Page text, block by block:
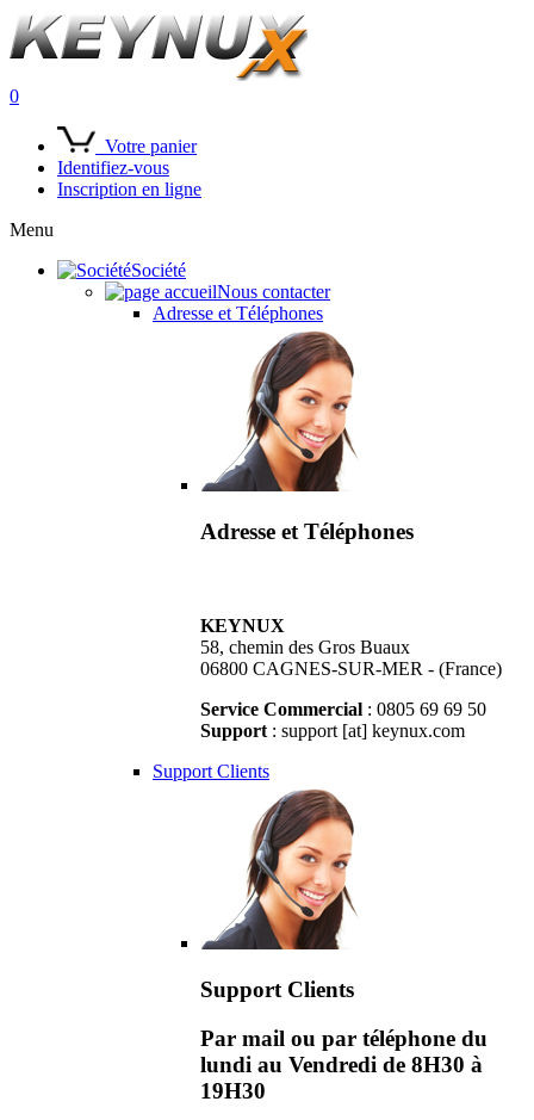
0
Votre panier
Identifiez-vous
Inscription en ligne
Menu
Société
Nous contacter
Adresse et Téléphones
Adresse et Téléphones
KEYNUX
58, chemin des Gros Buaux
06800 CAGNES-SUR-MER - (France)
Service Commercial : 0805 69 69 50
Support : support [at] keynux.com
Support Clients
Support Clients
Par mail ou par téléphone du
lundi au Vendredi de 8H30 à
19H30